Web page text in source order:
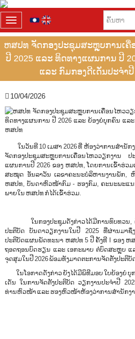
T
o
g
v
g
a
t
ຫສປທ ຈັດກອງປະຊຸມສະຫຼຸບການເຄື່
ປີ 2025 ແລະ ທິດທາງແຜນການ ປີ
ແລະ ກົມກອງດີເດັ່ນປະຈຳ
10/04/2026
ໃນວັນທີ 10 ເມສາ 2026 ທີ່ ຫ້ອງວ່າການສໍານັກ
ຈັດກອງປະຊຸມສະຫຼຸບການເຄື່ອນໄຫວວຽກງານ
ແຜນການປີ 2026 ຂອງ ຫສປທ, ໂດຍການເຂົ້າຮ່ວມ
ສະໝຸດ ອັ່ນລາວັນ ເລຂາຄະນະບໍລິຫານງານພັກ
ຫສປທ, ບັນດາຫົວໜ້າກົມ - ຮອງກົມ, ຄະນະພະແນ
ພາຍໃນ ຫສປທ ກໍໄດ້ເຂົ້າຮ່ວມ.
ໃນກອງປະຊຸມດັ່ງກ່າວໄດ້ມີການທົບທວນ, ຕີ
ປະຕິບັດ ບັນດາວຽກງານໃນປີ 2025 ທີ່ຜ່ານມາຊຶ່
ປະຕິບັດແຜນພັດທະນາ ຫສປທ 5 ປີ ຄັ້ງທີ I ຂອງ
ຖອດຖອນບົດຮຽນ ແລະ ເອກະພາບ ຕໍ່ບົດສະຫຼຸບ ແ
ຈຸດສຸມໃນປີ 2026 ພ້ອມທັງມາດຕະການຈັດຕັ້ງປະຕິ
ໃນໂອກາດດັ່ງກ່າວ ຍັງໄດ້ມີພິທີມອບ ໃບຍ້ອງຍໍ ບຸ
ເດັ່ນ ໃນການຈັດຕັ້ງປະຕິບັດ ວຽກງານປະຈໍາປີ
ທ່ານຫົວໜ້າ ແລະ ຮອງຫົວໜ້າຫ້ອງວ່າການສໍານັກງ